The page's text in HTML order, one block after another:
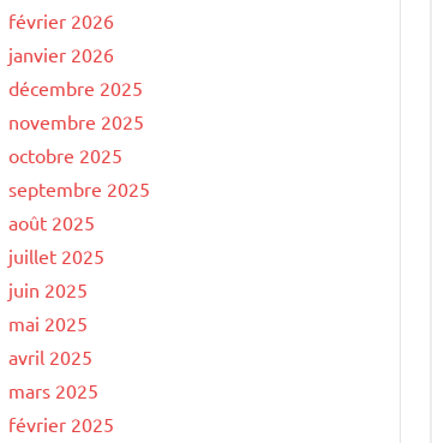
février 2026
janvier 2026
décembre 2025
novembre 2025
octobre 2025
septembre 2025
août 2025
juillet 2025
juin 2025
mai 2025
avril 2025
mars 2025
février 2025